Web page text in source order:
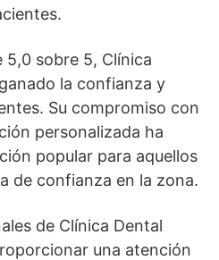
5,0 sobre 5, Clínica
la confianza y
Su compromiso con
personalizada ha
popular para aquellos
de confianza en la zona.
de Clínica Dental
una atención